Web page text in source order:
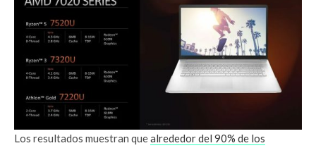
Los resultados muestran quealrededor del 90% de los